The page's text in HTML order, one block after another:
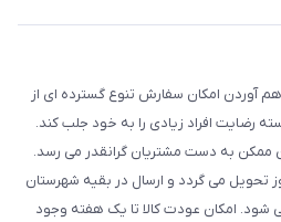
آوردن امکان سفارش تنوع گسترده ای از
رضایت افراد زیادی را به خود جلب کند.
ممکن به دست مشتریان گرانقدر می رسد.
تحویل می گردد و ارسال در بقیه شهرستان
شود. امکان عودت کالا تا یک هفته وجود